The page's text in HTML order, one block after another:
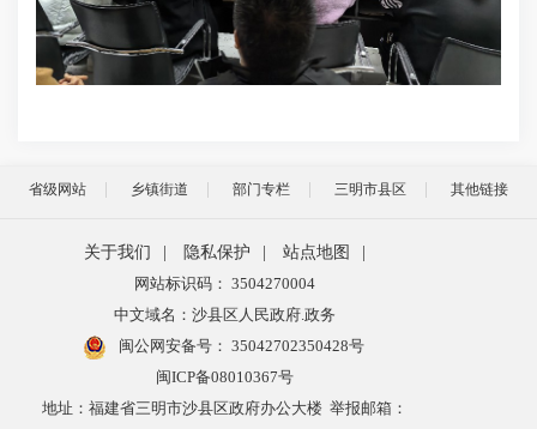
省级网站 乡镇街道 部门专栏 三明市县区 其他链接
关于我们 隐私保护 站点地图
网站标识码： 3504270004
中文域名：沙县区人民政府.政务
闽公网安备号： 35042702350428号
闽ICP备08010367号
地址：福建省三明市沙县区政府办公大楼 举报邮箱：